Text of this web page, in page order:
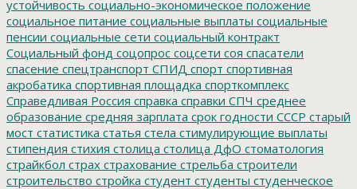
устойчивость социально-экономическое положение
социальное питание социальные выплаты социальные
пенсии социальные сети социальный контракт
Социальный фонд соцопрос соцсети соя спасатели
спасение спецтранспорт СПИД спорт спортивная
акробатика спортивная площадка спорткомплекс
Справедливая Россия справка справки СПЧ среднее
образование средняя зарплата срок годности СССР старый
мост статистика статья стела стимулирующие выплаты
стипендия стихия столица столица ДфО стоматология
страйкбол страх страхование стрельба строители
строительство стройка студент студенты студенческое